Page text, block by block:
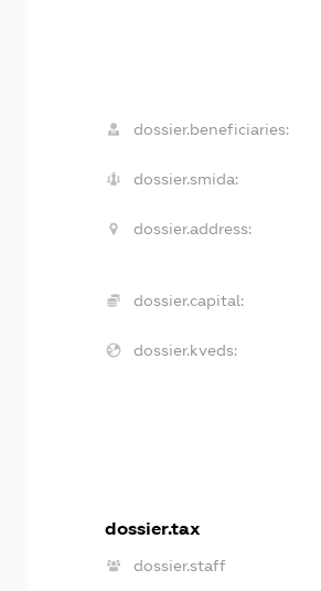
dossier.beneficiaries:
dossier.smida:
dossier.address:
dossier.capital:
dossier.kveds:
dossier.tax
dossier.staff